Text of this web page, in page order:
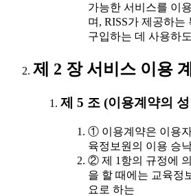
가능한 서비스를 이
며, RISS가 제공하는
구입하는 데 사용하
제 2 장 서비스 이용
제 5 조 (이용계약의
① 이용계약은 이용
육정보원의 이용 승
② 제 1항의 규정에
을 할 때에는 교육정
요로 하는